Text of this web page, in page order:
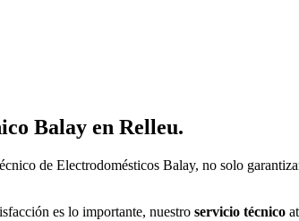
Balay en Relleu.
de Electrodomésticos Balay, no solo
es lo importante, nuestro servicio técnico